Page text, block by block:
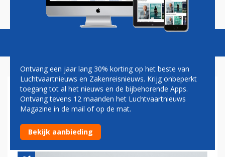
Magazine Podcasts Vacatures
PAKISTAN INTERNATIONAL
ZET SCHIPHOL WEER OP DE
KAART
Ontvang een jaar lang 30% korting op het beste van
Luchtvaartnieuws en Zakenreisnieuws. Krijg onbeperkt
toegang tot al het nieuws en de bijbehorende Apps.
Ontvang tevens 12 maanden het Luchtvaartnieuws
Magazine in de mail of op de mat.
Bekijk aanbieding